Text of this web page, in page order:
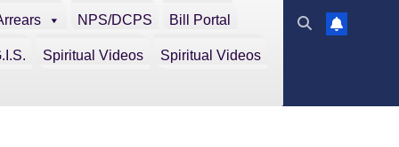
NPS/DCPS Bill Portal
Spiritual Videos Spiritual Videos